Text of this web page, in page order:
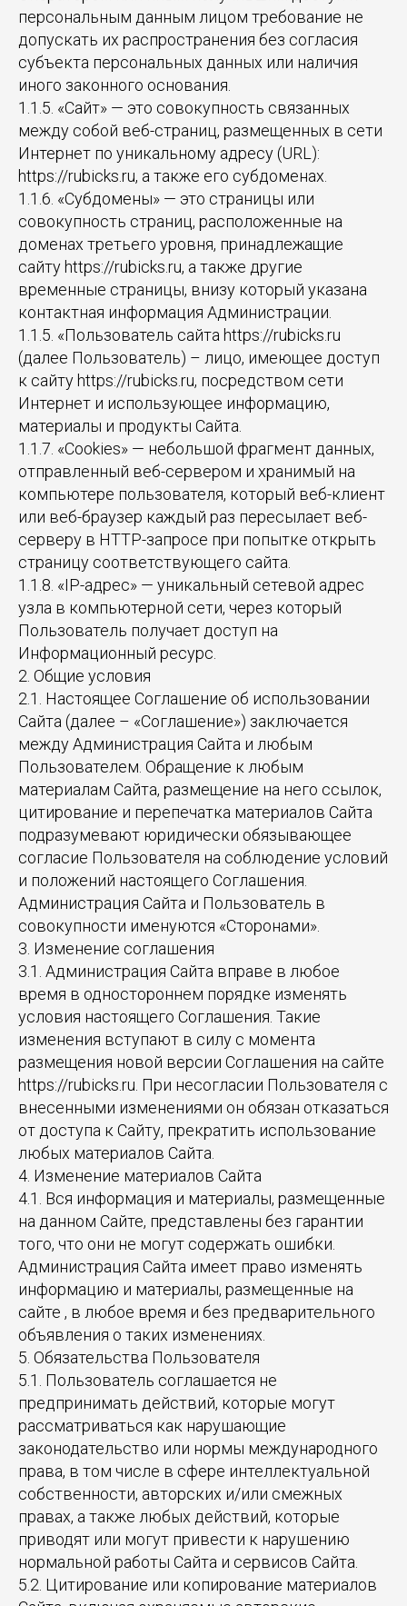
персональным данным лицом требование не
допускать их распространения без согласия
субъекта персональных данных или наличия
иного законного основания.
1.1.5. «Сайт» — это совокупность связанных
между собой веб-страниц, размещенных в сети
Интернет по уникальному адресу (URL):
https://rubicks.ru, а также его субдоменах.
1.1.6. «Субдомены» — это страницы или
совокупность страниц, расположенные на
доменах третьего уровня, принадлежащие
сайту https://rubicks.ru, а также другие
временные страницы, внизу который указана
контактная информация Администрации.
1.1.5. «Пользователь сайта https://rubicks.ru
(далее Пользователь) – лицо, имеющее доступ
к сайту https://rubicks.ru, посредством сети
Интернет и использующее информацию,
материалы и продукты Сайта.
1.1.7. «Cookies» — небольшой фрагмент данных,
отправленный веб-сервером и хранимый на
компьютере пользователя, который веб-клиент
или веб-браузер каждый раз пересылает веб-
серверу в HTTP-запросе при попытке открыть
страницу соответствующего сайта.
1.1.8. «IP-адрес» — уникальный сетевой адрес
узла в компьютерной сети, через который
Пользователь получает доступ на
Информационный ресурс.
2. Общие условия
2.1. Настоящее Соглашение об использовании
Сайта (далее – «Соглашение») заключается
между Администрация Сайта и любым
Пользователем. Обращение к любым
материалам Сайта, размещение на него ссылок,
цитирование и перепечатка материалов Сайта
подразумевают юридически обязывающее
согласие Пользователя на соблюдение условий
и положений настоящего Соглашения.
Администрация Сайта и Пользователь в
совокупности именуются «Сторонами».
3. Изменение соглашения
3.1. Администрация Сайта вправе в любое
время в одностороннем порядке изменять
условия настоящего Соглашения. Такие
изменения вступают в силу с момента
размещения новой версии Соглашения на сайте
https://rubicks.ru. При несогласии Пользователя с
внесенными изменениями он обязан отказаться
от доступа к Сайту, прекратить использование
любых материалов Сайта.
4. Изменение материалов Сайта
4.1. Вся информация и материалы, размещенные
на данном Сайте, представлены без гарантии
того, что они не могут содержать ошибки.
Администрация Сайта имеет право изменять
информацию и материалы, размещенные на
сайте , в любое время и без предварительного
объявления о таких изменениях.
5. Обязательства Пользователя
5.1. Пользователь соглашается не
предпринимать действий, которые могут
рассматриваться как нарушающие
законодательство или нормы международного
права, в том числе в сфере интеллектуальной
собственности, авторских и/или смежных
правах, а также любых действий, которые
приводят или могут привести к нарушению
нормальной работы Сайта и сервисов Сайта.
5.2. Цитирование или копирование материалов